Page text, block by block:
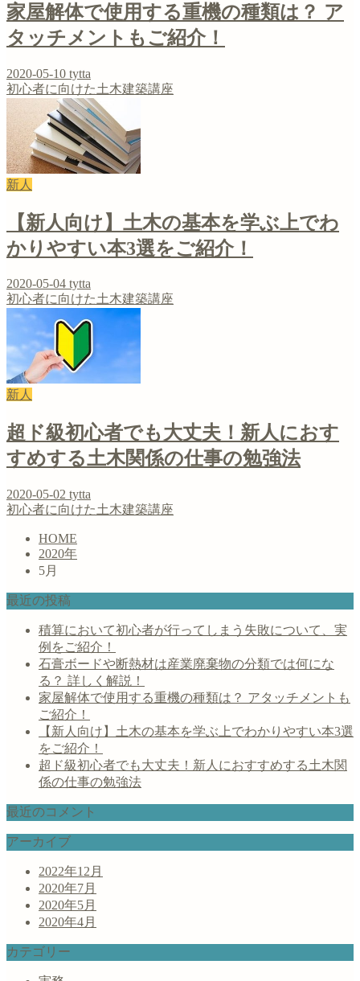
家屋解体で使用する重機の種類は？ ア
タッチメントもご紹介！
2020-05-10 tytta
初心者に向けた土木建築講座
新人
【新人向け】土木の基本を学ぶ上でわ
かりやすい本3選をご紹介！
2020-05-04 tytta
初心者に向けた土木建築講座
新人
超ド級初心者でも大丈夫！新人におす
すめする土木関係の仕事の勉強法
2020-05-02 tytta
初心者に向けた土木建築講座
HOME
2020年
5月
最近の投稿
積算において初心者が行ってしまう失敗について、実
例をご紹介！
石膏ボードや断熱材は産業廃棄物の分類では何にな
る？ 詳しく解説！
家屋解体で使用する重機の種類は？ アタッチメントも
ご紹介！
【新人向け】土木の基本を学ぶ上でわかりやすい本3選
をご紹介！
超ド級初心者でも大丈夫！新人におすすめする土木関
係の仕事の勉強法
最近のコメント
アーカイブ
2022年12月
2020年7月
2020年5月
2020年4月
カテゴリー